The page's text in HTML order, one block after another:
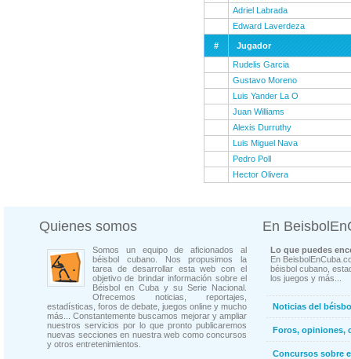
Adriel Labrada
Edward Laverdeza
#
Jugador
Rudelis Garcia
Gustavo Moreno
Luis Yander La O
Juan Williams
Alexis Durruthy
Luis Miguel Nava
Pedro Poll
Hector Olivera
Quienes somos
Somos un equipo de aficionados al
béisbol cubano. Nos propusimos la
tarea de desarrollar esta web con el
objetivo de brindar información sobre el
Béisbol en Cuba y su Serie Nacional.
Ofrecemos noticias, reportajes,
estadísticas, foros de debate, juegos online y mucho
más... Constantemente buscamos mejorar y ampliar
nuestros servicios por lo que pronto publicaremos
nuevas secciones en nuestra web como concursos
y otros entretenimientos.
En
Lo que puedes
En
béisbol cubano,
los juegos y más...
Noticias del
Foros, opiniones,
Concursos sobre